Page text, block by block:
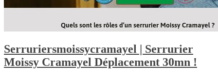
Ser­ruriersmoissycrama­yel | Serrurier
Moissy Cramayel Déplacement 30mn !